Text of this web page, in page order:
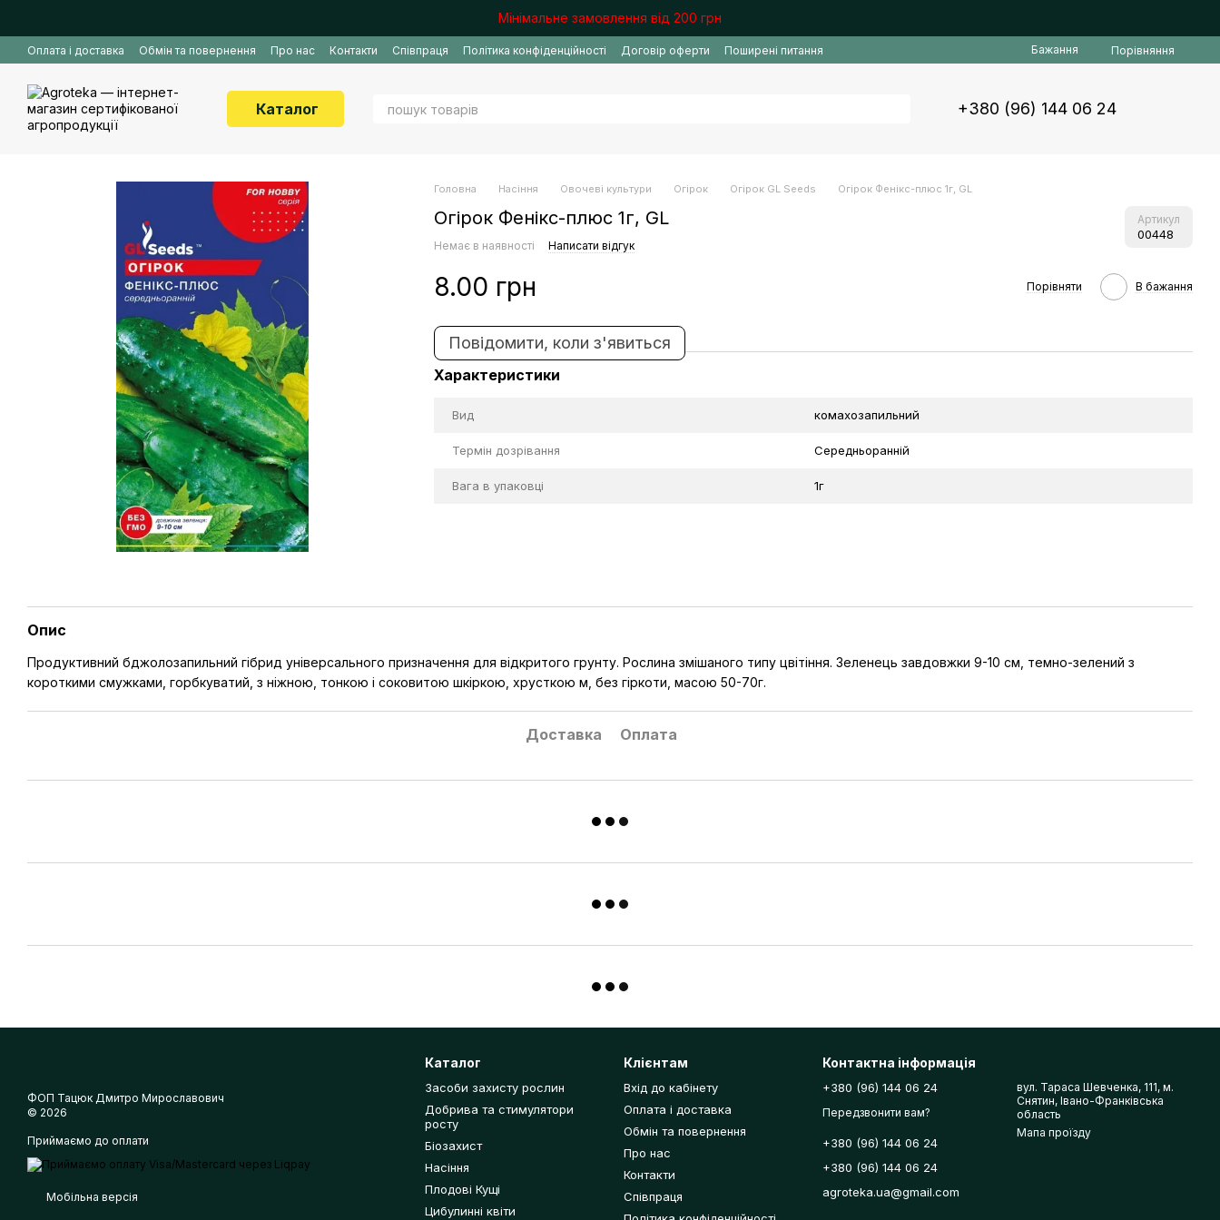
Мінімальне замовлення від 200 грн
Оплата і доставка Обмін та повернення Про нас Контакти Співпраця Політика конфіденційності Договір оферти Поширені питання Бажання Порівняння
Каталог +380 (96) 144 06 24
Головна Насіння Овочеві культури Огірок Огірок GL Seeds Огірок Фенікс-плюс 1г, GL
Огірок Фенікс-плюс 1г, GL Артикул
00448
Немає в наявності Написати відгук
8.00 грн Порівняти В бажання
Повідомити, коли з'явиться
Характеристики
Вид комахозапильний
Термін дозрівання Середньоранній
Вага в упаковці 1г
Опис
Продуктивний бджолозапильний гібрид універсального призначення для відкритого грунту. Рослина змішаного типу цвітіння. Зеленець завдовжки 9-10 см, темно-зелений з
короткими смужками, горбкуватий, з ніжною, тонкою і соковитою шкіркою, хрусткою м, без гіркоти, масою 50-70г.
Доставка Оплата
ФОП Тацюк Дмитро Мирославович
© 2026
Приймаємо до оплати
Мобільна версія
Каталог
Засоби захисту рослин
Добрива та стимулятори
росту
Біозахист
Насіння
Плодові Кущі
Цибулинні квіти
Клієнтам
Вхід до кабінету
Оплата і доставка
Обмін та повернення
Про нас
Контакти
Співпраця
Контактна інформація
+380 (96) 144 06 24
Передзвонити вам?
+380 (96) 144 06 24
+380 (96) 144 06 24
agroteka.ua@gmail.com
вул. Тараса Шевченка, 111, м.
Снятин, Івано-Франківська
область
Мапа проїзду